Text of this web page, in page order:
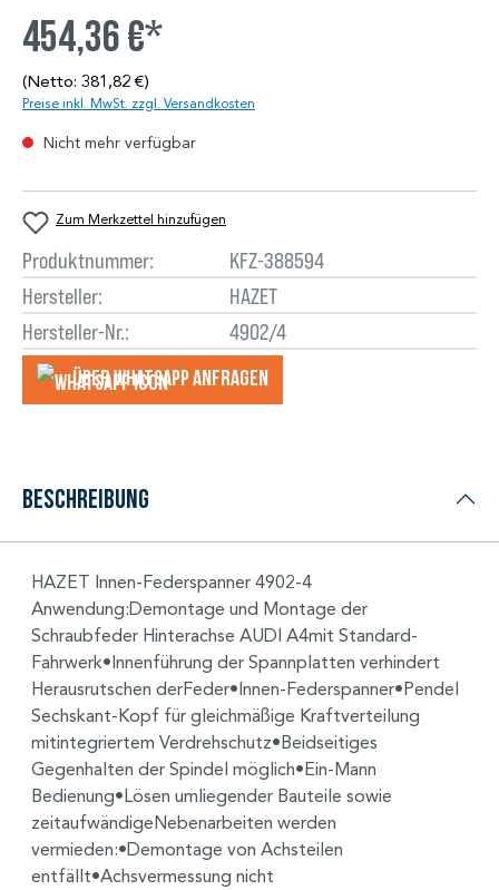
454,36 €*
(Netto: 381,82 €)
Preise inkl. MwSt. zzgl. Versandkosten
Nicht mehr verfügbar
Zum Merkzettel hinzufügen
Produktnummer:
KFZ-388594
Hersteller:
HAZET
Hersteller-Nr.:
4902/4
Über WhatsApp anfragеn
Beschreibung
HAZET Innen-Federspanner 4902-4
Anwendung:Demontage und Montage der
Schraubfeder Hinterachse AUDI A4mit Standard-
Fahrwerk•Innenführung der Spannplatten verhindert
Herausrutschen derFeder•Innen-Federspanner•Pendel
Sechskant-Kopf für gleichmäßige Kraftverteilung
mitintegriertem Verdrehschutz•Beidseitiges
Gegenhalten der Spindel möglich•Ein-Mann
Bedienung•Lösen umliegender Bauteile sowie
zeitaufwändigeNebenarbeiten werden
vermieden:•Demontage von Achsteilen
entfällt•Achsvermessung nicht